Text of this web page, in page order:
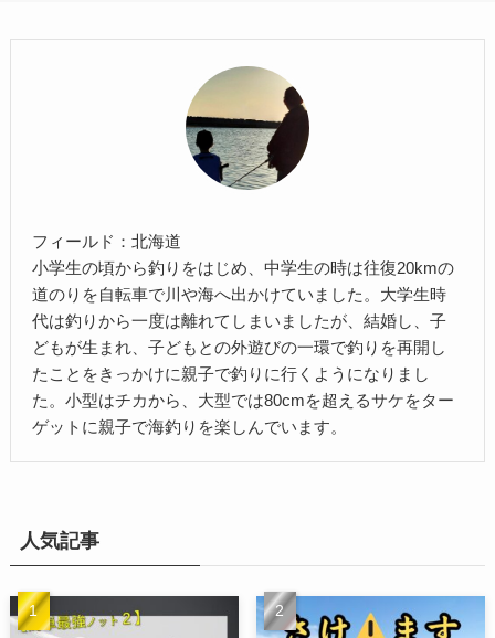
フィールド：北海道
小学生の頃から釣りをはじめ、中学生の時は往復20kmの
道のりを自転車で川や海へ出かけていました。大学生時
代は釣りから一度は離れてしまいましたが、結婚し、子
どもが生まれ、子どもとの外遊びの一環で釣りを再開し
たことをきっかけに親子で釣りに行くようになりまし
た。小型はチカから、大型では80cmを超えるサケをター
ゲットに親子で海釣りを楽しんでいます。
人気記事